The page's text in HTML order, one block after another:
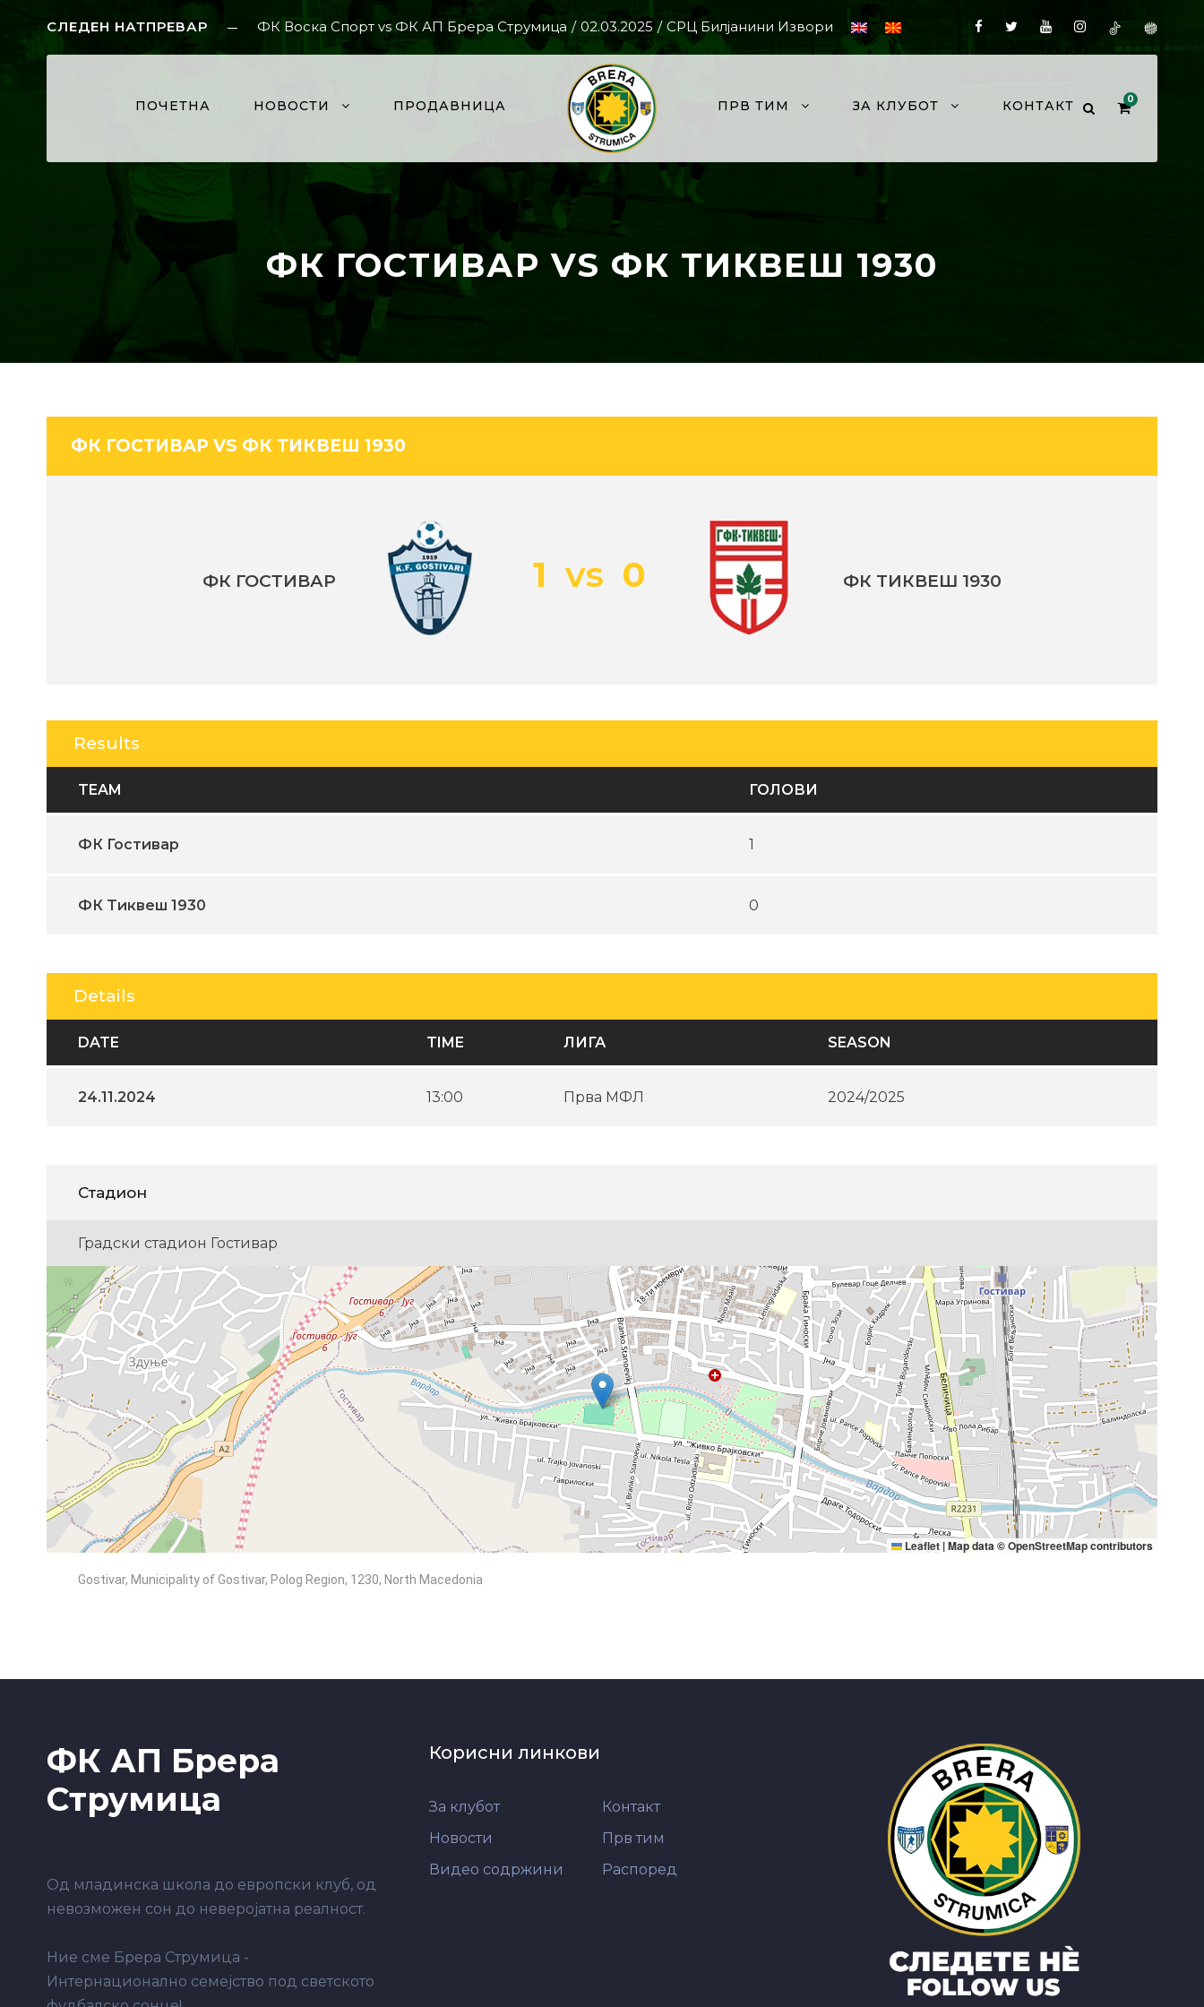
СЛЕДЕН НАТПРЕВАР ФК Воска Спорт vs ФК АП Брера Струмица / 02.03.2025 / СРЦ Билјанини Извори
ПОЧЕТНА НОВОСТИ ПРОДАВНИЦА ПРВ ТИМ ЗА КЛУБОТ КОНТАКТ 0
ФК ГОСТИВАР VS ФК ТИКВЕШ 1930
ФК ГОСТИВАР VS ФК ТИКВЕШ 1930
ФК ГОСТИВАР 1 vs 0 ФК TИКВЕШ 1930
Results
TEAM ГОЛОВИ
ФК Гостивар 1
ФК Tиквеш 1930 0
Details
DATE TIME ЛИГА SEASON
24.11.2024 13:00 Прва МФЛ 2024/2025
Стадион
Градски стадион Гостивар
Leaflet |Map data ©OpenStreetMapcontributors
Gostivar, Municipality of Gostivar, Polog Region, 1230, North Macedonia
ФК АП Брера
Струмица
Од младинска школа до европски клуб, од
невозможен сон до неверојатна реалност.
Ние сме Брера Струмица -
Интернационално семејство под светското
Корисни линкови
За клубот
Контакт
Новости
Прв тим
Видео содржини
Распоред